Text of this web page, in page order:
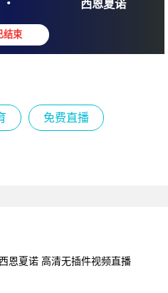
2026-05-05 02:45:04
: 西恩
免费直播
恩夏诺 高清无插件视频直播